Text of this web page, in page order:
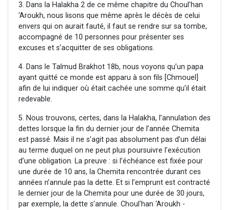
3. Dans la Halakha 2 de ce même chapitre du Choul'han
‘Aroukh, nous lisons que même après le décès de celui
envers qui on aurait fauté, il faut se rendre sur sa tombe,
accompagné de 10 personnes pour présenter ses
excuses et s’acquitter de ses obligations.
4. Dans le Talmud Brakhot 18b, nous voyons qu’un papa
ayant quitté ce monde est apparu à son fils [Chmouel]
afin de lui indiquer où était cachée une somme qu’il était
redevable.
5. Nous trouvons, certes, dans la Halakha, l’annulation des
dettes lorsque la fin du dernier jour de l’année Chemita
est passé. Mais il ne s’agit pas absolument pas d’un délai
au terme duquel on ne peut plus poursuivre l’exécution
d’une obligation. La preuve : si l’échéance est fixée pour
une durée de 10 ans, la Chemita rencontrée durant ces
années n’annule pas la dette. Et si l’emprunt est contracté
le dernier jour de la Chemita pour une durée de 30 jours,
par exemple, la dette s’annule. Choul'han ‘Aroukh -